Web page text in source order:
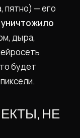
пятно) — его
уничтожило
дыра,
будет
НЕ